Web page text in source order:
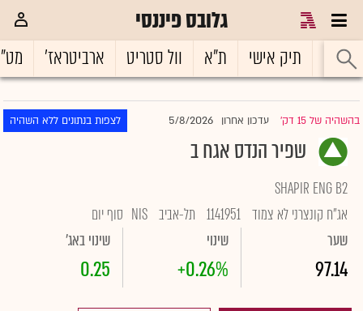
גלובס פיננסי
ראשי תיק אישי ת"א וול סטריט ארביטראז'
בהשהיה של 15 דק' |עדכון אחרון 5/8/2026 לצפות בנתונים ללא השהיה
שפיר הנדס אגח ב
SHAPIR ENG B2
אג"ח קונצרני לא צמוד 1141951 תל-אביב NIS סוף יום
שער
97.14
שינוי
+0.26%
שינוי באג'
0.25